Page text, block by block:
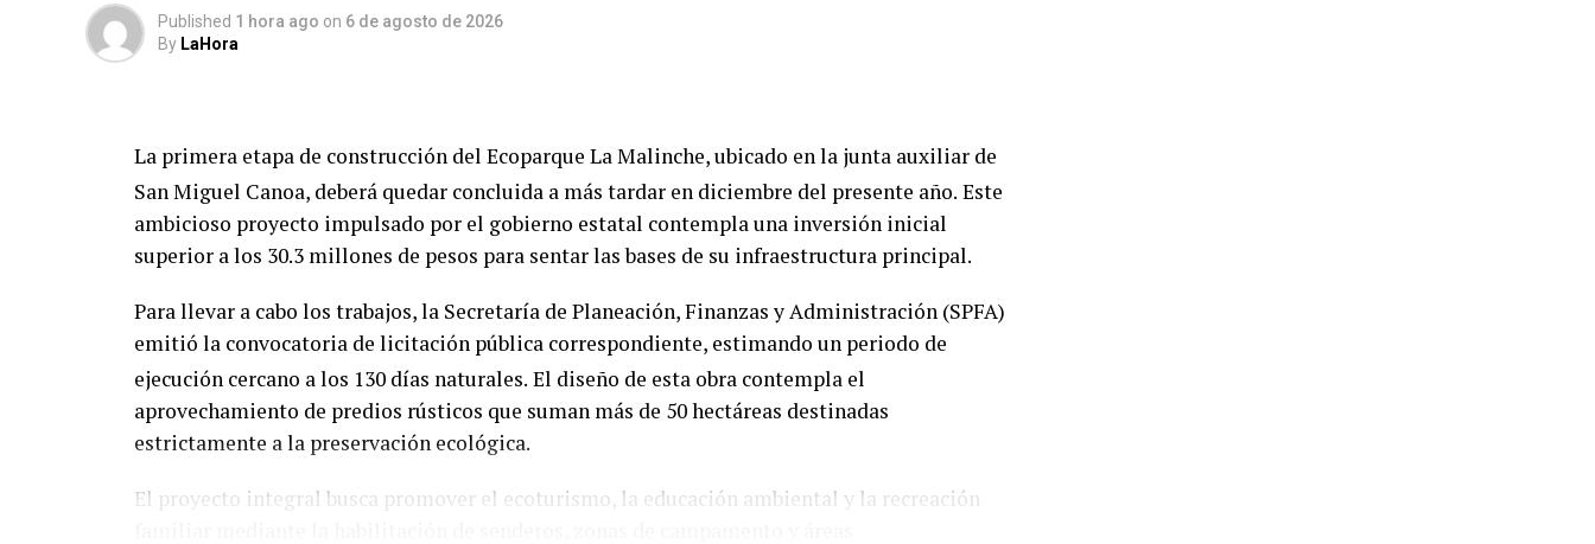
Published 1 hora ago on 6 de agosto de 2026
By LaHora
La primera etapa de construcción del Ecoparque La Malinche, ubicado en la junta auxiliar de
San Miguel Canoa, deberá quedar concluida a más tardar en diciembre del presente año. Este
ambicioso proyecto impulsado por el gobierno estatal contempla una inversión inicial
superior a los 30.3 millones de pesos para sentar las bases de su infraestructura principal.
Para llevar a cabo los trabajos, la Secretaría de Planeación, Finanzas y Administración (SPFA)
emitió la convocatoria de licitación pública correspondiente, estimando un periodo de
ejecución cercano a los 130 días naturales. El diseño de esta obra contempla el
aprovechamiento de predios rústicos que suman más de 50 hectáreas destinadas
estrictamente a la preservación ecológica.
El proyecto integral busca promover el ecoturismo, la educación ambiental y la recreación